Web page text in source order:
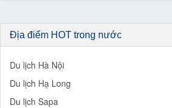
Địa điểm HOT trong nước
Du lịch Hà Nội
Du lịch Hạ Long
Du lịch Sapa